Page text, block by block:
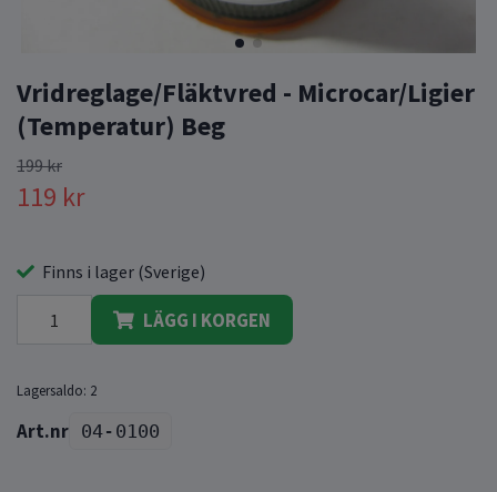
Vridreglage/Fläktvred - Microcar/Ligier
(Temperatur) Beg
199 kr
119 kr
Finns i lager (Sverige)
LÄGG I KORGEN
Lagersaldo: 2
04-0100